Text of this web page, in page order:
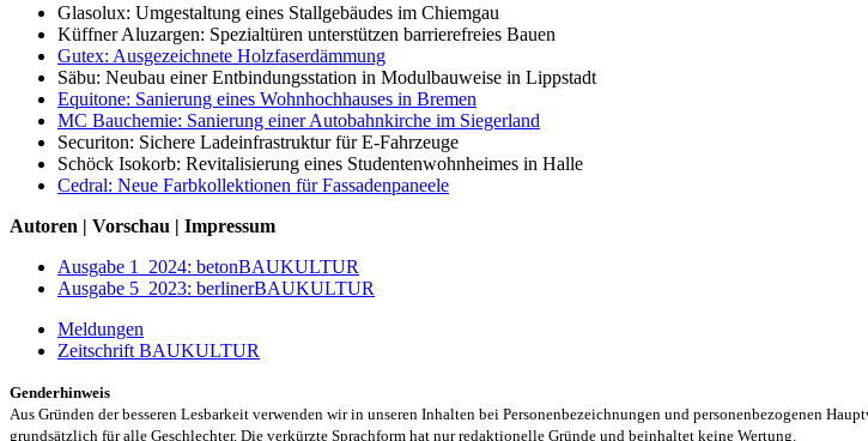
Glasolux: Umgestaltung eines Stallgebäudes im Chiemgau
Küffner Aluzargen: Spezialtüren unterstützen barrierefreies Bauen
Gutex: Ausgezeichnete Holzfaserdämmung
Säbu: Neubau einer Entbindungsstation in Modulbauweise in Lippstadt
Equitone: Sanierung eines Wohnhochhauses in Bremen
MC Bauchemie: Sanierung einer Autobahnkirche im Siegerland
Securiton: Sichere Ladeinfrastruktur für E-Fahrzeuge
Schöck Isokorb: Revitalisierung eines Studentenwohnheimes in Halle
Cedral: Neue Farbkollektionen für Fassadenpaneele
Autoren | Vorschau | Impressum
Ausgabe 1_2024: betonBAUKULTUR
Ausgabe 5_2023: berlinerBAUKULTUR
Meldungen
Zeitschrift BAUKULTUR
Genderhinweis
Aus Gründen der besseren Lesbarkeit verwenden wir in unseren Inhalten bei Personenbezeichnungen und personenbezogenen
grundsätzlich für alle Geschlechter. Die verkürzte Sprachform hat nur redaktionelle Gründe und beinhaltet keine Wertung.